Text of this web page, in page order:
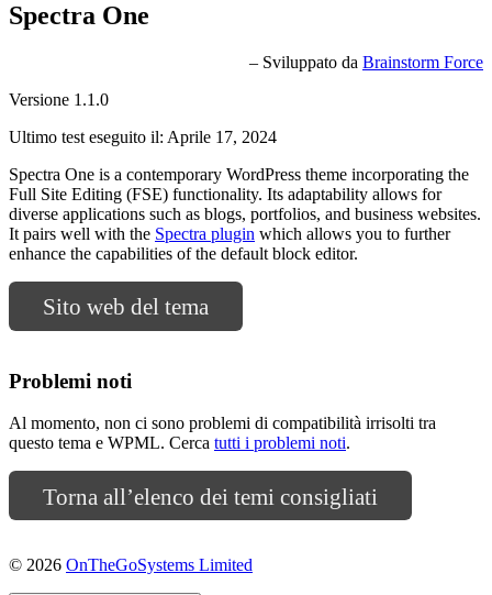
Spectra One
– Sviluppato da Brainstorm Force
Versione 1.1.0
Ultimo test eseguito il: Aprile 17, 2024
Spectra One is a contemporary WordPress theme incorporating the
Full Site Editing (FSE) functionality. Its adaptability allows for
diverse applications such as blogs, portfolios, and business websites.
It pairs well with the Spectra plugin which allows you to further
enhance the capabilities of the default block editor.
Sito web del tema
Problemi noti
Al momento, non ci sono problemi di compatibilità irrisolti tra
questo tema e WPML. Cerca tutti i problemi noti.
Torna all’elenco dei temi consigliati
© 2026 OnTheGoSystems Limited